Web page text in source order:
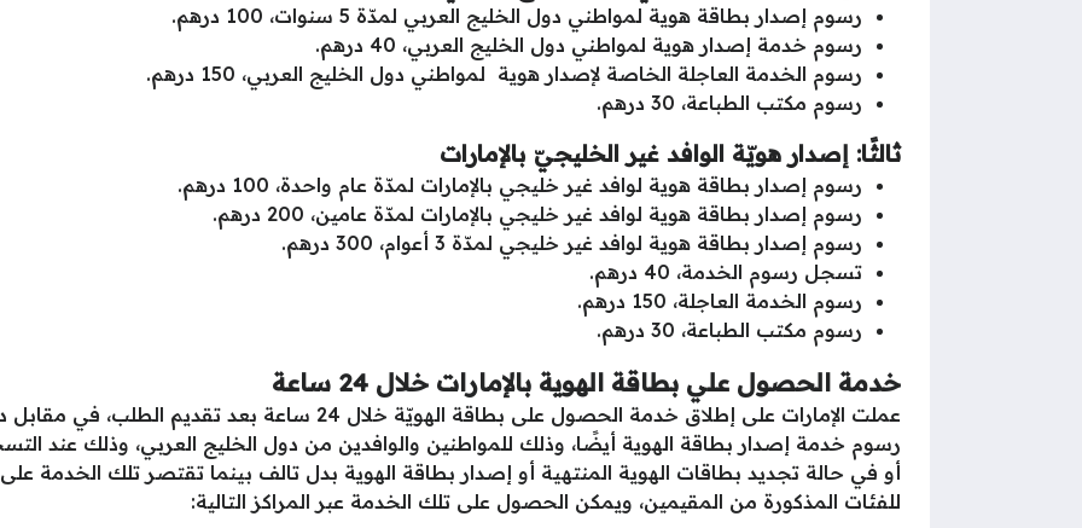
رسوم إصدار بطاقة هوية لمواطني دول الخليج العربي لمدّة 5 سنوات، 100 درهم.
رسوم خدمة إصدار هوية لمواطني دول الخليج العربي، 40 درهم.
رسوم الخدمة العاجلة الخاصة لإصدار هوية لمواطني دول الخليج العربي، 150 درهم.
رسوم مكتب الطباعة، 30 درهم.
ثالثًا: إصدار هويّة الوافد غير الخليجيّ بالإمارات
رسوم إصدار بطاقة هوية لوافد غير خليجي بالإمارات لمدّة عام واحدة، 100 درهم.
رسوم إصدار بطاقة هوية لوافد غير خليجي بالإمارات لمدّة عامين، 200 درهم.
رسوم إصدار بطاقة هوية لوافد غير خليجي لمدّة 3 أعوام، 300 درهم.
تسجل رسوم الخدمة، 40 درهم.
رسوم الخدمة العاجلة، 150 درهم.
رسوم مكتب الطباعة، 30 درهم.
خدمة الحصول علي بطاقة الهوية بالإمارات خلال 24 ساعة
عملت الإمارات على إطلاق خدمة الحصول على بطاقة الهويّة خلال
رسوم خدمة إصدار بطاقة الهوية أيضًا، وذلك للمواطنين والوافدين من دول الخليج العربي، وذلك عند
أو في حالة تجديد بطاقات الهوية المنتهية أو إصدار بطاقة الهوية بدل تالف بينما تقتصر تلك الخدمة
للفئات المذكورة من المقيمين، ويمكن الحصول على تلك الخدمة عبر المراكز التالية: